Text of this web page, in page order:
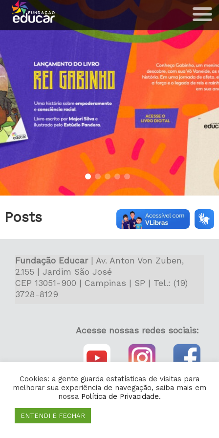
Posts
Fundação Educar| Av. Anton Von Zuben,
2.155 | Jardim São José
CEP 13051-900 | Campinas | SP | Tel.: (19)
3728-8129
Acesse nossas redes sociais:
Cookies: a gente guarda estatísticas de visitas para
melhorar sua experiência de navegação, saiba mais em
nossa Política de Privacidade.
ENTENDI E FECHAR